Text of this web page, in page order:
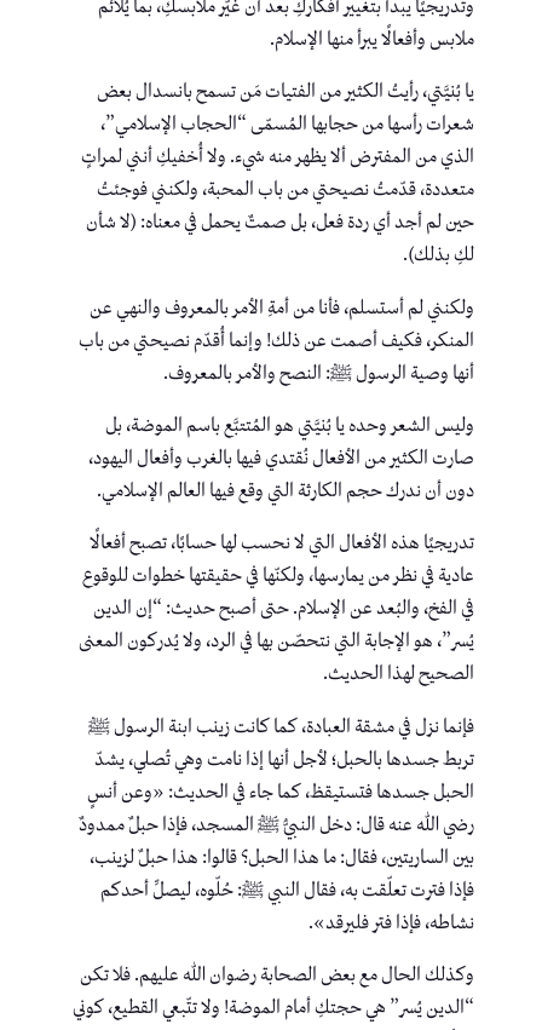
وتدريجيًا يبدأ بتغيير أفكاركِ بعد أن غيّر ملابسكِ، بما يُلائم
ملابس وأفعالًا يبرأ منها الإسلام.
يا بُنيَّتي، رأيتُ الكثير من الفتيات مَن تسمح بانسدال بعض
شعرات رأسها من حجابها المُسمّى “الحجاب الإسلامي”،
الذي من المفترض ألا يظهر منه شيء. ولا أُخفيكِ أنني لمراتٍ
متعددة، قدّمتُ نصيحتي من باب المحبة، ولكنني فوجئتُ
حين لم أجد أي ردة فعل، بل صمتٌ يحمل في معناه: (لا شأن
لكِ بذلك).
ولكنني لم أستسلم، فأنا من أمةِ الأمر بالمعروف والنهي عن
المنكر، فكيف أصمت عن ذلك! وإنما أُقدّم نصيحتي من باب
أنها وصية الرسول ﷺ: النصح والأمر بالمعروف.
وليس الشعر وحده يا بُنيَّتي هو المُتتبَّع باسم الموضة، بل
صارت الكثير من الأفعال نُقتدي فيها بالغرب وأفعال اليهود،
دون أن ندرك حجم الكارثة التي وقع فيها العالم الإسلامي.
تدريجيًا هذه الأفعال التي لا نحسب لها حسابًا، تصبح أفعالًا
عادية في نظر من يمارسها، ولكنّها في حقيقتها خطوات للوقوع
في الفخ، والبُعد عن الإسلام. حتى أصبح حديث: “إن الدين
يُسر”، هو الإجابة التي نتحصّن بها في الرد، ولا يُدركون المعنى
الصحيح لهذا الحديث.
فإنما نزل في مشقة العبادة، كما كانت زينب ابنة الرسول ﷺ
تربط جسدها بالحبل؛ لأجل أنها إذا نامت وهي تُصلي، يشدّ
الحبل جسدها فتستيقظ، كما جاء في الحديث: «وعن أنسٍ
رضي الله عنه قال: دخل النبيُّ ﷺ المسجد، فإذا حبلٌ ممدودٌ
بين الساريتين، فقال: ما هذا الحبل؟ قالوا: هذا حبلٌ لزينب،
فإذا فترت تعلّقت به، فقال النبي ﷺ: حُلّوه، ليصلِّ أحدكم
نشاطه، فإذا فتر فليرقد».
وكذلك الحال مع بعض الصحابة رضوان الله عليهم. فلا تكن
“الدين يُسر” هي حجتكِ أمام الموضة! ولا تتّبعي القطيع، كوني